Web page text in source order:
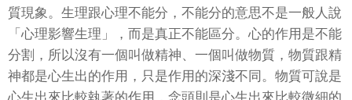
質現象。生理跟心理不能分，不能分的意思不是一般人說
「心理影響生理」，而是真正不能區分。心的作用是不能
分割，所以沒有一個叫做精神、一個叫做物質，物質跟精
神都是心生出的作用，只是作用的深淺不同。物質可說是
心生出來比較執著的作用，念頭則是心生出來比較微細的